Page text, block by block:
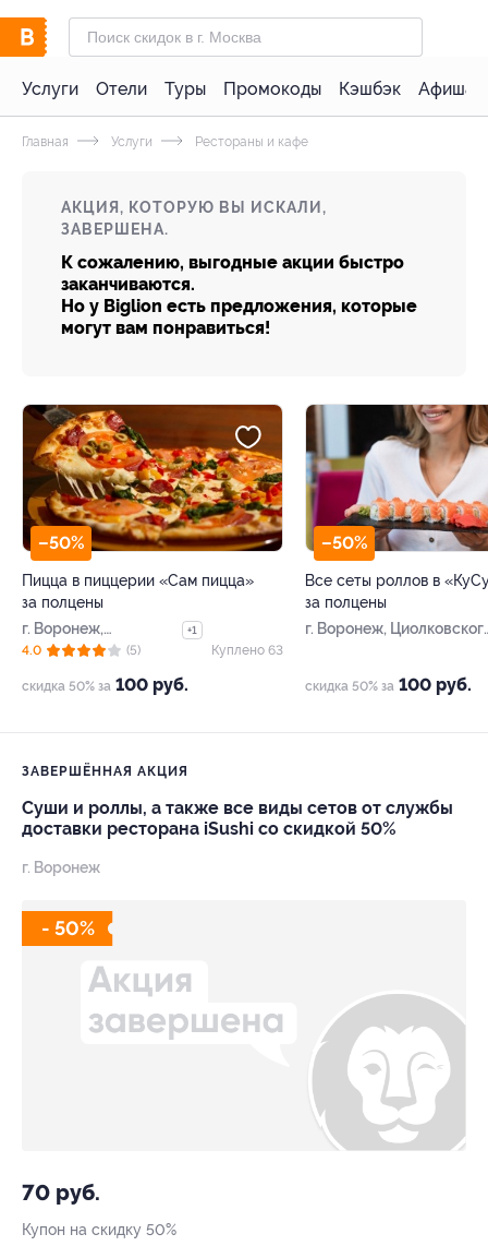
Услуги Отели Туры Промокоды Кэшбэк Афиша
Главная Услуги Рестораны и кафе
АКЦИЯ, КОТОРУЮ ВЫ ИСКАЛИ,
ЗАВЕРШЕНА.
К сожалению, выгодные акции быстро
заканчиваются.
Но у Biglion есть предложения, которые
могут вам понравиться!
–50%
Пицца в пиццерии «Сам пицца»
за полцены
г. Воронеж,
Ленинский пр-т, д. 1д
+1
скидка 50% за 100 руб.
4.0 (5) Куплено 63
–50%
Все сеты роллов в
за полцены
г. Воронеж,
скидка 50% за 100 руб.
ЗАВЕРШЁННАЯ АКЦИЯ
Суши и роллы, а также все виды сетов от службы
доставки ресторана iSushi со скидкой 50%
г. Воронеж
- 50%
70 руб.
Купон на скидку 50%